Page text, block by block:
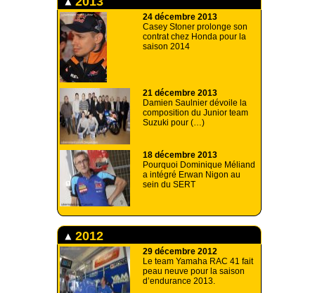
24 décembre 2013
Casey Stoner prolonge son
contrat chez Honda pour la
saison 2014
21 décembre 2013
Damien Saulnier dévoile la
composition du Junior team
Suzuki pour (…)
18 décembre 2013
Pourquoi Dominique Méliand
a intégré Erwan Nigon au
sein du SERT
2012
29 décembre 2012
Le team Yamaha RAC 41 fait
peau neuve pour la saison
d’endurance 2013.